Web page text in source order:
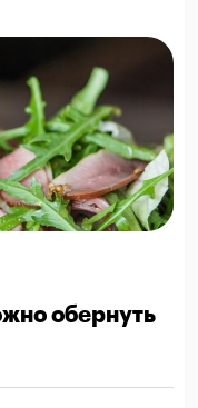
обернуть